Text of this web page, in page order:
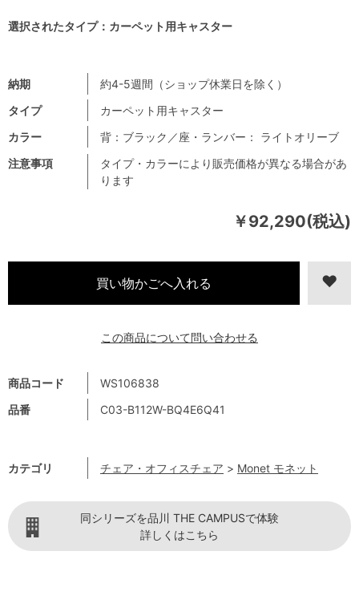
￥92,290(税込)
商品コード
WS106838
品番
C03-B112W-BQ4E6Q41
カテゴリ チェア・オフィスチェア > Monet モネット
注意事項
タイプ・カラーにより販売価格が異なる場合があ
ります
納期
約4-5週間（ショップ休業日を除く）
タイプ
カーペット用キャスター
カラー
背：ブラック／座・ランバー： ライトオリーブ
選択されたタイプ：カーペット用キャスター
この商品について問い合わせる
同シリーズを品川 THE CAMPUSで体験
詳しくはこちら